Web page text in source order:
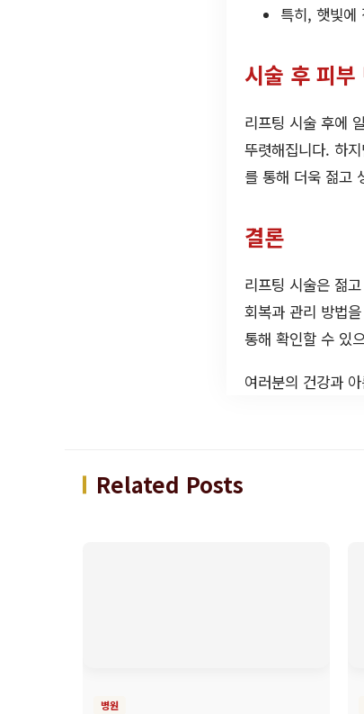
특히, 햇빛에
시술 후 피부
리프팅 시술 후에
뚜렷해집니다. 하
를 통해 더욱 젊고
결론
리프팅 시술은 젊
회복과 관리 방법
통해 확인할 수 있
여러분의 건강과
Related Posts
병원